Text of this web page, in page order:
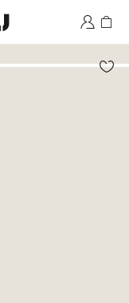
MiuMiu logo